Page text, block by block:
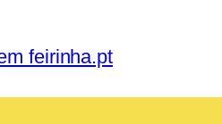
feirinha.pt